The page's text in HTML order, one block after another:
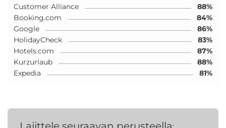
Customer Alliance
88%
Booking.com
84%
Google
86%
HolidayCheck
83%
Hotels.com
87%
Kurzurlaub
88%
Expedia
81%